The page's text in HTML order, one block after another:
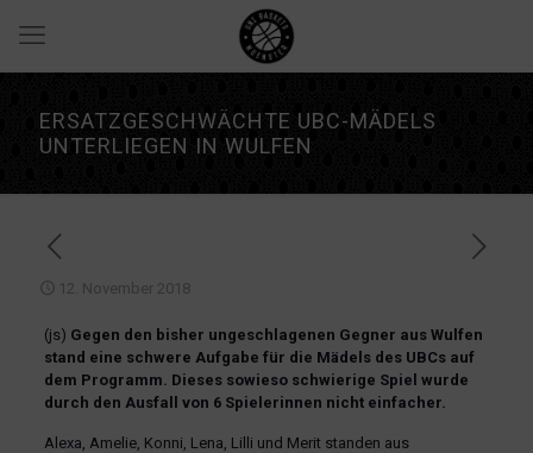
ERSATZGESCHWÄCHTE UBC-MÄDELS
UNTERLIEGEN IN WULFEN
12. November 2018
(js) Gegen den bisher ungeschlagenen Gegner aus Wulfen
stand eine schwere Aufgabe für die Mädels des UBCs auf
dem Programm. Dieses sowieso schwierige Spiel wurde
durch den Ausfall von 6 Spielerinnen nicht einfacher.
Alexa, Amelie, Konni, Lena, Lilli und Merit standen aus